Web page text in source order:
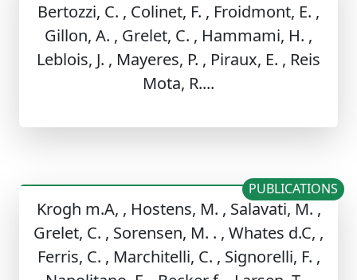
Bertozzi, C. , Colinet, F. , Froidmont, E. ,
Gillon, A. , Grelet, C. , Hammami, H. ,
Leblois, J. , Mayeres, P. , Piraux, E. , Reis
Mota, R....
Krogh m.A, , Hostens, M. , Salavati, M. ,
Grelet, C. , Sorensen, M. . , Whates d.C, ,
Ferris, C. , Marchitelli, C. , Signorelli, F. ,
PUBLICATIONS